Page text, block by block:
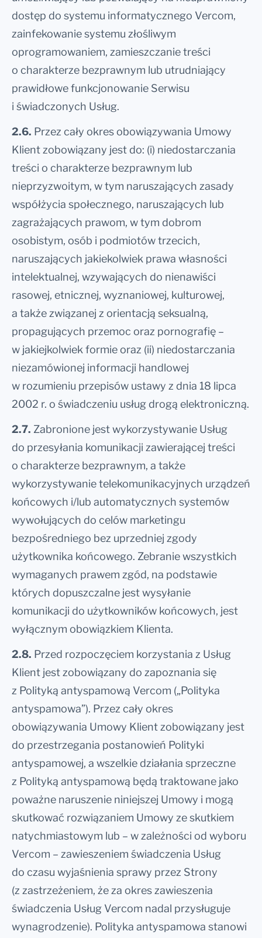
dostęp do systemu informatycznego Vercom,
zainfekowanie systemu złośliwym
oprogramowaniem, zamieszczanie treści
o charakterze bezprawnym lub utrudniający
prawidłowe funkcjonowanie Serwisu
i świadczonych Usług.
2.6. Przez cały okres obowiązywania Umowy
Klient zobowiązany jest do: (i) niedostarczania
treści o charakterze bezprawnym lub
nieprzyzwoitym, w tym naruszających zasady
współżycia społecznego, naruszających lub
zagrażających prawom, w tym dobrom
osobistym, osób i podmiotów trzecich,
naruszających jakiekolwiek prawa własności
intelektualnej, wzywających do nienawiści
rasowej, etnicznej, wyznaniowej, kulturowej,
a także związanej z orientacją seksualną,
propagujących przemoc oraz pornografię –
w jakiejkolwiek formie oraz (ii) niedostarczania
niezamówionej informacji handlowej
w rozumieniu przepisów ustawy z dnia 18 lipca
2002 r. o świadczeniu usług drogą elektroniczną.
2.7. Zabronione jest wykorzystywanie Usług
do przesyłania komunikacji zawierającej treści
o charakterze bezprawnym, a także
wykorzystywanie telekomunikacyjnych urządzeń
końcowych i/lub automatycznych systemów
wywołujących do celów marketingu
bezpośredniego bez uprzedniej zgody
użytkownika końcowego. Zebranie wszystkich
wymaganych prawem zgód, na podstawie
których dopuszczalne jest wysyłanie
komunikacji do użytkowników końcowych, jest
wyłącznym obowiązkiem Klienta.
2.8. Przed rozpoczęciem korzystania z Usług
Klient jest zobowiązany do zapoznania się
z Polityką antyspamową Vercom („Polityka
antyspamowa”). Przez cały okres
obowiązywania Umowy Klient zobowiązany jest
do przestrzegania postanowień Polityki
antyspamowej, a wszelkie działania sprzeczne
z Polityką antyspamową będą traktowane jako
poważne naruszenie niniejszej Umowy i mogą
skutkować rozwiązaniem Umowy ze skutkiem
natychmiastowym lub – w zależności od wyboru
Vercom – zawieszeniem świadczenia Usług
do czasu wyjaśnienia sprawy przez Strony
(z zastrzeżeniem, że za okres zawieszenia
świadczenia Usług Vercom nadal przysługuje
wynagrodzenie). Polityka antyspamowa stanowi